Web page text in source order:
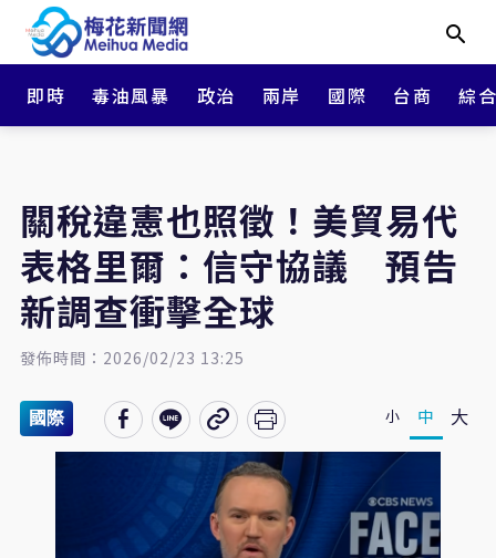
即時 毒油風暴 政治 兩岸 國際 台商 綜
關稅違憲也照徵！美貿易代
表格里爾：信守協議 預告
新調查衝擊全球
發佈時間：2026/02/23 13:25
國際 小 中 大